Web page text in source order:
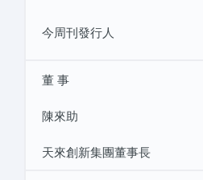
今周刊發行人
董 事
陳來助
天來創新集團董事長